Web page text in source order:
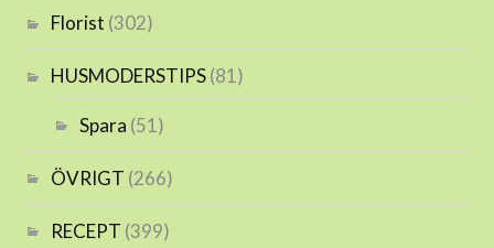
Florist (302)
HUSMODERSTIPS(81)
Spara (51)
ÖVRIGT (266)
RECEPT (399)